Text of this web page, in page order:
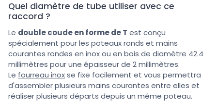
Quel diamètre de tube utiliser avec ce
raccord ?
Le double coude en forme de T est conçu
spécialement pour les poteaux ronds et mains
courantes rondes en inox ou en bois de diamètre 42.4
millimètres pour une épaisseur de 2 millimètres.
Le fourreau inoxse fixe facilement et vous permettra
d'assembler plusieurs mains courantes entre elles et
réaliser plusieurs départs depuis un même poteau.